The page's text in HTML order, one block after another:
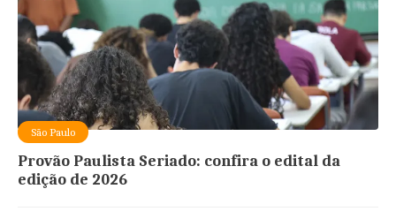
São Paulo
Provão Paulista Seriado: confira o edital da
edição de 2026